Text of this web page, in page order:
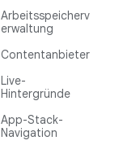
Arbeitsspeicherv
erwaltung
Contentanbieter
Live-
Hintergründe
App-Stack-
Navigation